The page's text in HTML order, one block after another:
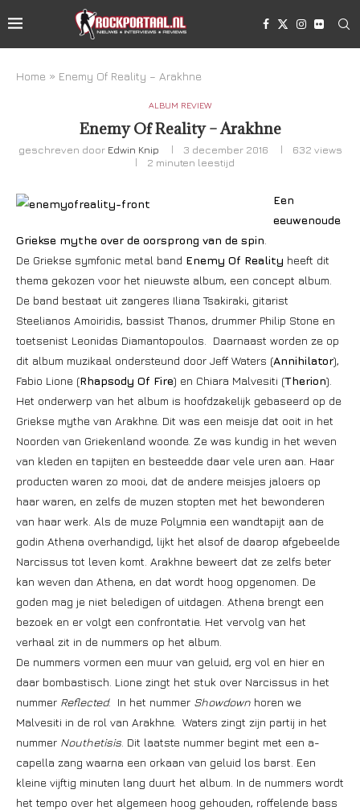
Home » Enemy Of Reality – Arakhne
ALBUM REVIEW
Enemy Of Reality – Arakhne
geschreven door Edwin Knip 3 december 2016 632 views
2 minuten leestijd
Een
eeuwenoude
Griekse mythe over de oorsprong van de spin
De Griekse symfonic metal band Enemy Of Reality heeft dit
thema gekozen voor het nieuwste album, een concept album.
De band bestaat uit zangeres Iliana Tsakiraki, gitarist
Steelianos Amoiridis, bassist Thanos, drummer Philip Stone en
toetsenist Leonidas Diamantopoulos. Daarnaast worden ze op
dit album muzikaal ondersteund door Jeff Waters (Annihilator),
Fabio Lione (Rhapsody Of Fire) en Chiara Malvesiti (Therion).
Het onderwerp van het album is hoofdzakelijk gebaseerd op de
Griekse mythe van Arakhne. Dit was een meisje dat ooit in het
Noorden van Griekenland woonde. Ze was kundig in het weven
van kleden en tapijten en besteedde daar vele uren aan. Haar
producten waren zo mooi, dat de andere meisjes jaloers op
haar waren, en zelfs de muzen stopten met het bewonderen
van haar werk. Als de muze Polymnia een wandtapijt aan de
godin Athena overhandigd, lijkt het alsof de daarop afgebeelde
Narcissus tot leven komt. Arakhne beweert dat ze zelfs beter
kan weven dan Athena, en dat wordt hoog opgenomen. De
goden mag je niet beledigen of uitdagen. Athena brengt een
bezoek en er volgt een confrontatie. Het vervolg van het
verhaal zit in de nummers op het album.
De nummers vormen een muur van geluid, erg vol en hier en
daar bombastisch. Lione zingt het stuk over Narcissus in het
nummer Reflected. In het nummer Showdown horen we
Malvesiti in de rol van Arakhne. Waters zingt zijn partij in het
nummer Nouthetisis . Dit laatste nummer begint met een a-
capella zang waarna een orkaan van geluid los barst. Een
kleine vijftig minuten lang duurt het album. In de nummers wordt
het tempo over het algemeen hoog gehouden, roffelende bass